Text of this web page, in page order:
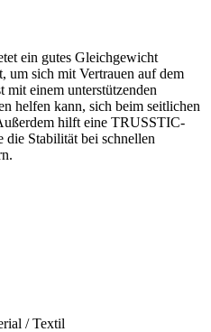
ein gutes Gleichgewicht
um sich mit Vertrauen auf dem
mit einem unterstützenden
helfen kann, sich beim seitlichen
hilft eine TRUSSTIC-
Stabilität bei schnellen
/ Textil